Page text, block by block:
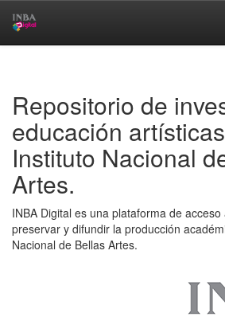
Repositorio de
educación
Instituto Nacional
Artes.
INBA Digital es una plataforma de
preservar y difundir la producción
Nacional de Bellas Artes.